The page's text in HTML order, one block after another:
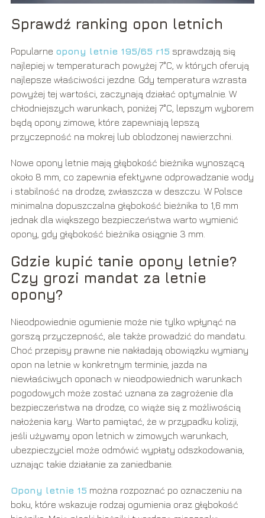
Sprawdź ranking opon letnich
Popularne opony letnie 195/65 r15sprawdzają się
najlepiej w temperaturach powyżej 7°C, w których oferują
najlepsze właściwości jezdne. Gdy temperatura wzrasta
powyżej tej wartości, zaczynają działać optymalnie. W
chłodniejszych warunkach, poniżej 7°C, lepszym wyborem
będą opony zimowe, które zapewniają lepszą
przyczepność na mokrej lub oblodzonej nawierzchni.
Nowe opony letnie mają głębokość bieżnika wynoszącą
około 8 mm, co zapewnia efektywne odprowadzanie wody
i stabilność na drodze, zwłaszcza w deszczu. W Polsce
minimalna dopuszczalna głębokość bieżnika to 1,6 mm
jednak dla większego bezpieczeństwa warto wymienić
opony, gdy głębokość bieżnika osiągnie 3 mm.
Gdzie kupić tanie opony letnie?
Czy grozi mandat za letnie
opony?
Nieodpowiednie ogumienie może nie tylko wpłynąć na
gorszą przyczepność, ale także prowadzić do mandatu.
Choć przepisy prawne nie nakładają obowiązku wymiany
opon na letnie w konkretnym terminie, jazda na
niewłaściwych oponach w nieodpowiednich warunkach
pogodowych może zostać uznana za zagrożenie dla
bezpieczeństwa na drodze, co wiąże się z możliwością
nałożenia kary. Warto pamiętać, że w przypadku kolizji,
jeśli używamy opon letnich w zimowych warunkach,
ubezpieczyciel może odmówić wypłaty odszkodowania,
uznając takie działanie za zaniedbanie.
Opony letnie 15można rozpoznać po oznaczeniu na
boku, które wskazuje rodzaj ogumienia oraz głębokość